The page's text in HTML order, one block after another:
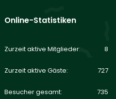
Online-Statistiken
Zurzeit aktive Mitglieder 8
Zurzeit aktive Gäste 727
Besucher gesamt 735